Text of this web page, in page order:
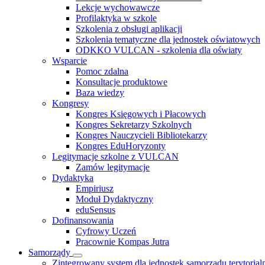
Lekcje wychowawcze
Profilaktyka w szkole
Szkolenia z obsługi aplikacji
Szkolenia tematyczne dla jednostek oświatowych
ODKKO VULCAN - szkolenia dla oświaty
Wsparcie
Pomoc zdalna
Konsultacje produktowe
Baza wiedzy
Kongresy
Kongres Księgowych i Płacowych
Kongres Sekretarzy Szkolnych
Kongres Nauczycieli Bibliotekarzy
Kongres EduHoryzonty
Legitymacje szkolne z VULCAN
Zamów legitymacje
Dydaktyka
Empiriusz
Moduł Dydaktyczny
eduSensus
Dofinansowania
Cyfrowy Uczeń
Pracownie Kompas Jutra
Samorządy
Zintegrowany system dla jednostek samorządu